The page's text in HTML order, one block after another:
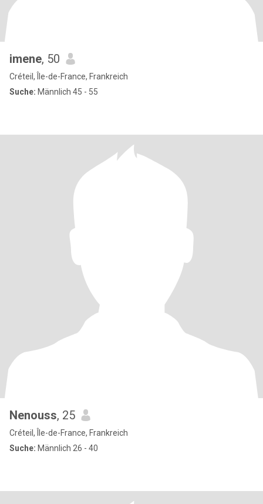
imene, 50
Créteil, Île-de-France, Frankreich
Suche: Männlich 45 - 55
Nenouss, 25
Créteil, Île-de-France, Frankreich
Suche: Männlich 26 - 40